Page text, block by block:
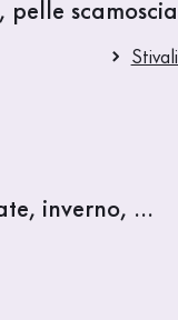
pelle
inverno, ...